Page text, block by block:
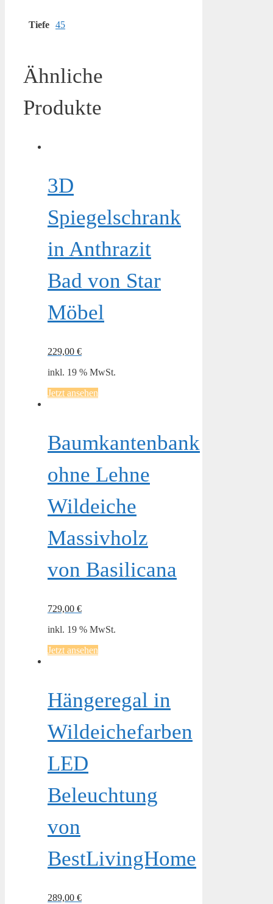
Tiefe 45
Ähnliche
Produkte
3D
Spiegelschrank
in Anthrazit
Bad von Star
Möbel
229,00 €
inkl. 19 % MwSt.
Jetzt ansehen
Baumkantenbank
ohne Lehne
Wildeiche
Massivholz
von Basilicana
729,00 €
inkl. 19 % MwSt.
Jetzt ansehen
Hängeregal in
Wildeichefarben
LED
Beleuchtung
von
BestLivingHome
289,00 €